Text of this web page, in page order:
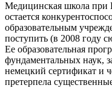
Медицинская школа при
остается
образовательным
поступить (в 2008 году
Ее образовательная
фундаментальных наук,
немецкий сертификат и
претерпела